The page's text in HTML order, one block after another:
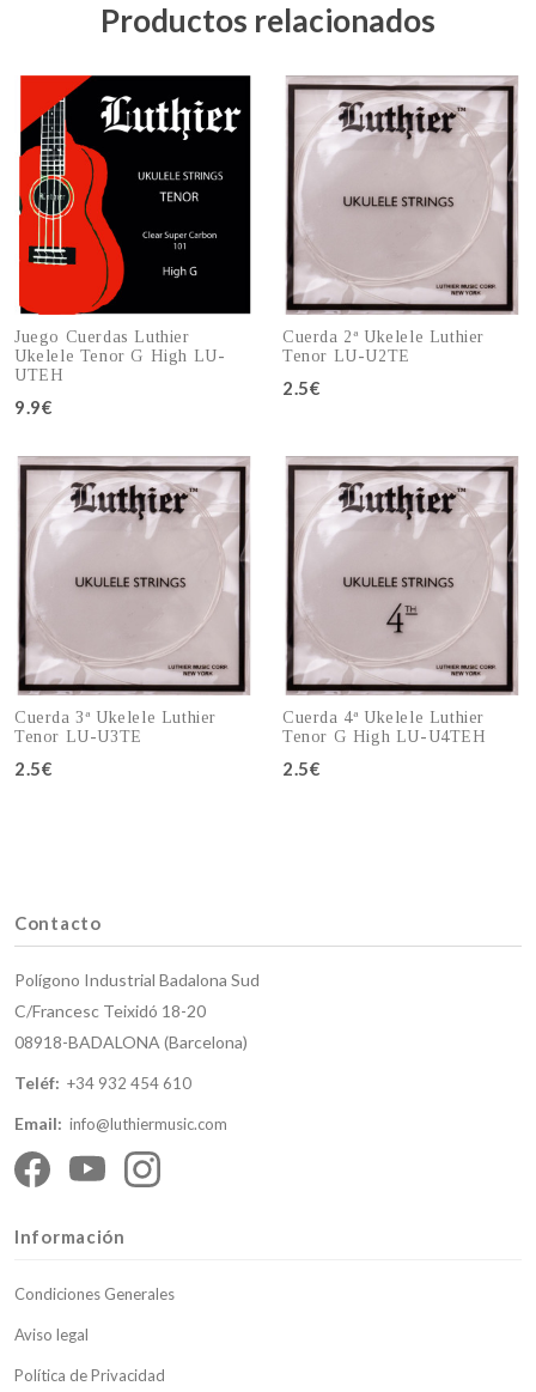
Productos relacionados
Juego Cuerdas Luthier
Ukelele Tenor G High LU-
UTEH
9.9€
Cuerda 2ª Ukelele Luthier
Tenor LU-U2TE
2.5€
Cuerda 3ª Ukelele Luthier
Tenor LU-U3TE
2.5€
Cuerda 4ª Ukelele Luthier
Tenor G High LU-U4TEH
2.5€
Contacto
Polígono Industrial Badalona Sud
C/Francesc Teixidó 18-20
08918-BADALONA (Barcelona)
Teléf: +34 932 454 610
Email: info@luthiermusic.com
Información
Condiciones Generales
Aviso legal
Política de Privacidad